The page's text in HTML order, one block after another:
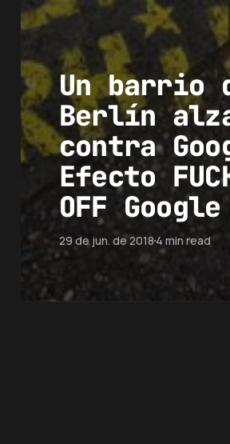
Un barrio
Berlín
contra
Efecto
OFF Google
29 de jun. de 20184 min read